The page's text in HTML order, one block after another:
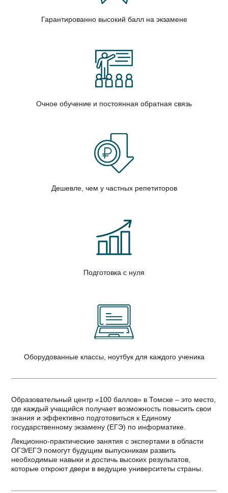
Гарантированно высокий балл на экзамене
Очное обучение и постоянная обратная связь
Дешевле, чем у частных репетиторов
Подготовка с нуля
Оборудованные классы, ноутбук для каждого ученика
Образовательный центр «100 баллов» в Томске – это место,
где каждый учащийся получает возможность повысить свои
знания и эффективно подготовиться к Единому
государственному экзамену (ЕГЭ) по информатике.
Лекционно-практические занятия с экспертами в области
ОГЭ/ЕГЭ помогут будущим выпускникам развить
необходимые навыки и достичь высоких результатов,
которые откроют двери в ведущие университеты страны.